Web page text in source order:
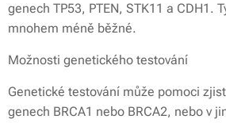
genech TP53, PTEN, STK11 a CDH1.
mnohem méně běžné.
Možnosti genetického testování
Genetické testování může pomoci
genech BRCA1 nebo BRCA2, nebo v